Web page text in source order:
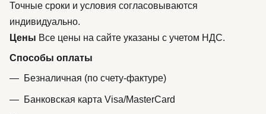
Точные сроки и условия согласовываются
индивидуально.
Цены Все цены на сайте указаны с учетом НДС.
Способы оплаты
Безналичная (по счету-фактуре)
Банковская карта Visa/MasterCard